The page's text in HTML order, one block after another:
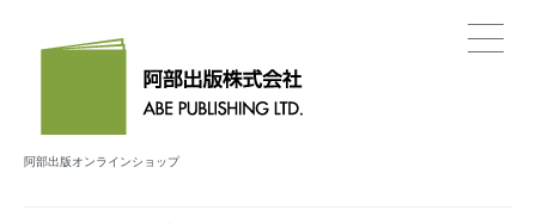
阿部出版オンラインショップ